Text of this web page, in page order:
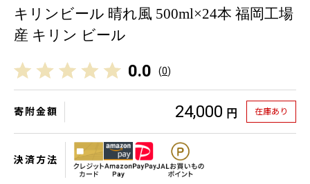
キリンビール 晴れ風 500ml×24本 福岡工場
産 キリン ビール
0.0 (0)
寄附金額 24,000 円 在庫あり
決済方法